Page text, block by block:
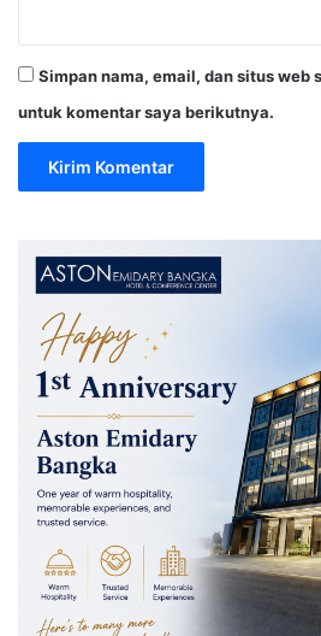
Simpan nama, email, dan situs web
untuk komentar saya berikutnya.